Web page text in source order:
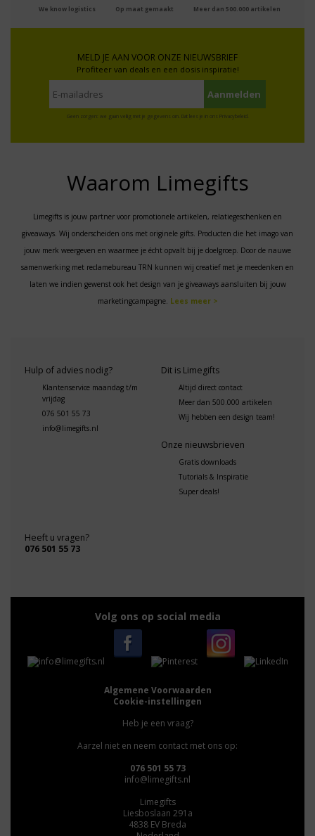
We know logistics Op maat gemaakt Meer dan 500.000 artikelen
MELD JE AAN VOOR ONZE NIEUWSBRIEF
Profiteer van deals en een dosis inspiratie!
Geen zorgen: we gaan veilig met je gegevens om. Dat lees je in ons Privacybeleid.
Waarom Limegifts
Limegifts is jouw partner voor promotionele artikelen, relatiegeschenken en
giveaways. Wij onderscheiden ons met originele gifts. Producten die het imago van
jouw merk weergeven en waarmee je écht opvalt bij je doelgroep. Door de nauwe
samenwerking met reclamebureau TRN kunnen wij creatief met je meedenken en
laten we indien gewenst ook het design van je giveaways aansluiten bij jouw
marketingcampagne. Lees meer >
Hulp of advies nodig?
Klantenservice maandag t/m
vrijdag
076 501 55 73
info@limegifts.nl
Dit is Limegifts
Altijd direct contact
Meer dan 500.000 artikelen
Wij hebben een design team!
Onze nieuwsbrieven
Gratis downloads
Tutorials & Inspiratie
Super deals!
Heeft u vragen?
076 501 55 73
Volg ons op social media
Algemene Voorwaarden
Cookie-instellingen
Heb je een vraag?
Aarzel niet en neem contact met ons op:
076 501 55 73
info@limegifts.nl
Limegifts
Liesboslaan 291a
4838 EV Breda